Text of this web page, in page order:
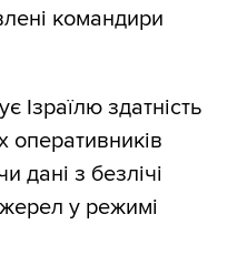
командири
Ізраїлю здатність
оперативників
дані з безлічі
у режимі